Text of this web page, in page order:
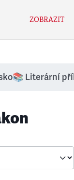
ZOBRAZIT
📚 Literární